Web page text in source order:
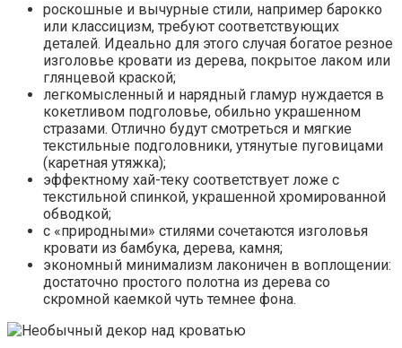
роскошные и вычурные стили, например барокко
или классицизм, требуют соответствующих
деталей. Идеально для этого случая богатое резное
изголовье кровати из дерева, покрытое лаком или
глянцевой краской;
легкомысленный и нарядный гламур нуждается в
кокетливом подголовье, обильно украшенном
стразами. Отлично будут смотреться и мягкие
текстильные подголовники, утянутые пуговицами
(каретная утяжка);
эффектному хай-теку соответствует ложе с
текстильной спинкой, украшенной хромированной
обводкой;
с «природными» стилями сочетаются изголовья
кровати из бамбука, дерева, камня;
экономный минимализм лаконичен в воплощении:
достаточно простого полотна из дерева со
скромной каемкой чуть темнее фона.